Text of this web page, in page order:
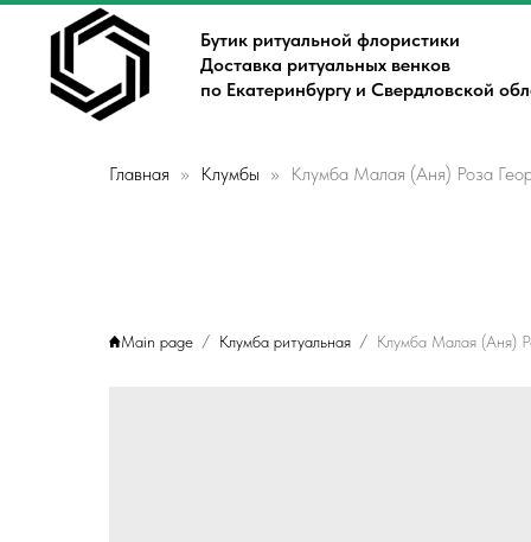
Бутик ритуальной флористики
Доставка ритуальных венков
по Екатеринбургу и Свердловской
Главная Клумбы Клумба Малая (Аня) Роза
Main page Клумба ритуальная Клумба Малая (Аня)